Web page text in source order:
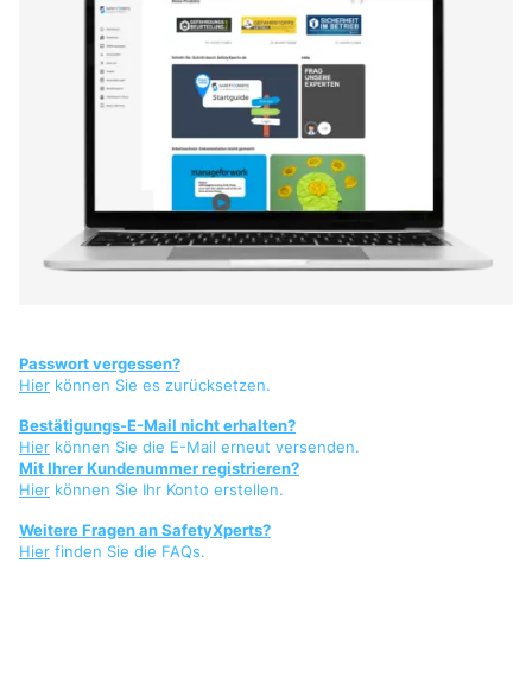
Passwort vergessen?
Hier können Sie es zurücksetzen.
Bestätigungs-E-Mail nicht erhalten?
Hier können Sie die E-Mail erneut versenden.
Mit Ihrer Kundenummer registrieren?
Hier können Sie Ihr Konto erstellen.
Weitere Fragen an SafetyXperts?
Hier finden Sie die FAQs.